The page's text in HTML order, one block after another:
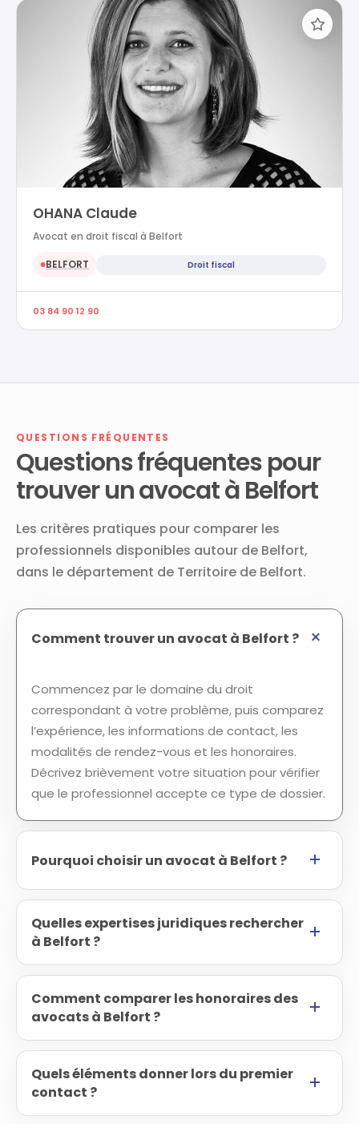
OHANA Claude
Avocat en droit fiscal à Belfort
●BELFORT Droit fiscal
03 84 90 12 90
QUESTIONS FRÉQUENTES
Questions fréquentes pour
trouver un avocat à Belfort
Les critères pratiques pour comparer les
professionnels disponibles autour de Belfort,
dans le département de Territoire de Belfort.
Comment trouver un avocat à Belfort ?
Commencez par le domaine du droit
correspondant à votre problème, puis comparez
l’expérience, les informations de contact, les
modalités de rendez-vous et les honoraires.
Décrivez brièvement votre situation pour vérifier
que le professionnel accepte ce type de dossier.
Pourquoi choisir un avocat à Belfort ?
Quelles expertises juridiques rechercher
à Belfort ?
Comment comparer les honoraires des
avocats à Belfort ?
Quels éléments donner lors du premier
contact ?